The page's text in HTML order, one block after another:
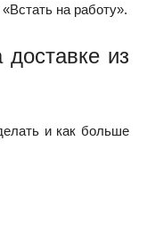
на работу».
из
и как больше